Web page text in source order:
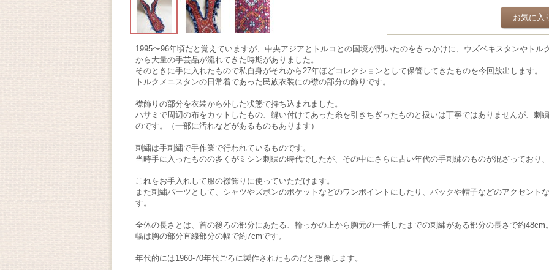
お気に入
1995〜96年頃だと覚えていますが、中央アジアとトルコとの国境が開いたのをきっかけに、ウズベキスタンやトル
から大量の手芸品が流れてきた時期がありました。
そのときに手に入れたもので私自身がそれから27年ほどコレクションとして保管してきたものを今回放出します。
トルクメニスタンの日常着であった民族衣装にの襟の部分の飾りです。
襟飾りの部分を衣装から外した状態で持ち込まれました。
ハサミで周辺の布をカットしたもの、縫い付けてあった糸を引きちぎったものと扱いは丁寧ではありませんが、刺
のです。（一部に汚れなどがあるものもあります）
刺繍は手刺繍で手作業で行われているものです。
当時手に入ったものの多くがミシン刺繍の時代でしたが、その中にさらに古い年代の手刺繍のものが混ざっており
これをお手入れして服の襟飾りに使っていただけます。
また刺繍パーツとして、シャツやズボンのポケットなどのワンポイントにしたり、バックや帽子などのアクセント
す。
全体の長さとは、首の後ろの部分にあたる、輪っかの上から胸元の一番したまでの刺繍がある部分の長さで約48cm
幅は胸の部分直線部分の幅で約7cmです。
年代的には1960-70年代ごろに製作されたものだと想像します。